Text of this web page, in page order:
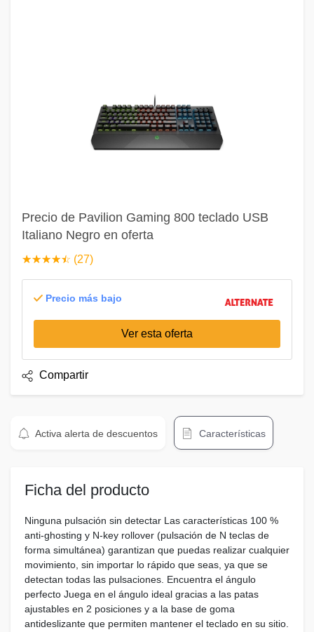
Precio de Pavilion Gaming 800 teclado USB
Italiano Negro en oferta
☆☆☆☆☆
★★★★★ (27)
Precio más bajo
Ver esta oferta
Compartir
Activa alerta de descuentos Características
Ficha del producto
Ninguna pulsación sin detectar Las características 100 %
anti-ghosting y N-key rollover (pulsación de N teclas de
forma simultánea) garantizan que puedas realizar cualquier
movimiento, sin importar lo rápido que seas, ya que se
detectan todas las pulsaciones. Encuentra el ángulo
perfecto Juega en el ángulo ideal gracias a las patas
ajustables en 2 posiciones y a la base de goma
antideslizante que permiten mantener el teclado en su sitio.